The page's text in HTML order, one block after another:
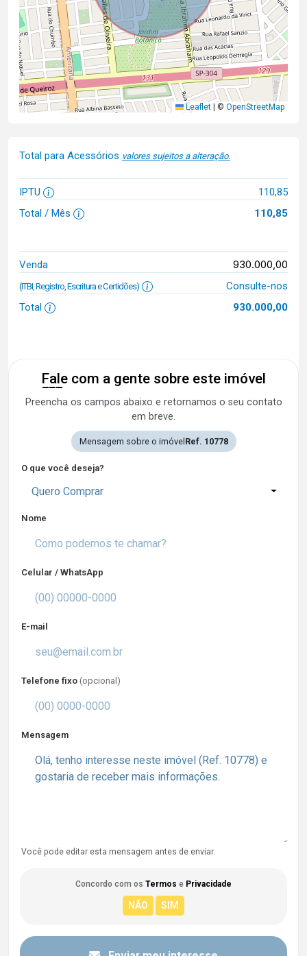
Leaflet | © OpenStreetMap
Total para Acessórios valores sujeitos a alteração.
IPTU
110,85
Total / Mês
110,85
Venda 930.000,00
(ITBI, Registro, Escritura e Certidões)
Consulte-nos
Total
930.000,00
Fale com a gente sobre este imóvel
Preencha os campos abaixo e retornamos o seu contato
em breve.
Mensagem sobre o imóvelRef. 10778
O que você deseja?
Quero Comprar
Nome
Celular / WhatsApp
E-mail
Telefone fixo (opcional)
Mensagem
Você pode editar esta mensagem antes de enviar.
Concordo com os Termos e Privacidade